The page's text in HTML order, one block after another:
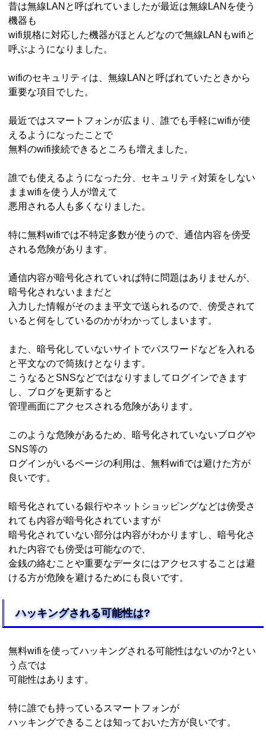
昔は無線LANと呼ばれていましたが最近は無線LANを使う
機器も
wifi規格に対応した機器がほとんどなので無線LANもwifiと
呼ぶようになりました。
wifiのセキュリティは、無線LANと呼ばれていたときから
重要な項目でした。
最近ではスマートフォンが広まり、誰でも手軽にwifiが使
えるようになったことで
無料のwifi接続できるところも増えました。
誰でも使えるようになった分、セキュリティ対策をしない
ままwifiを使う人が増えて
悪用される人も多くなりました。
特に無料wifiでは不特定多数が使うので、通信内容を傍受
される危険があります。
通信内容が暗号化されていれば特に問題はありませんが、
暗号化されないままだと
入力した情報がそのまま平文で送られるので、傍受されて
いると何をしているのかがわかってしまいます。
また、暗号化していないサイトでパスワードなどを入れる
と平文なので筒抜けとなります。
こうなるとSNSなどではなりすましてログインできます
し、ブログを更新すると
管理画面にアクセスされる危険があります。
このような危険があるため、暗号化されていないブログや
SNS等の
ログインがいるページの利用は、無料wifiでは避けた方が
良いです。
暗号化されている銀行やネットショッピングなどは傍受さ
れても内容が暗号化されていますが
暗号化されていない部分は内容がわかりますし、暗号化さ
れた内容でも傍受は可能なので、
金銭の絡むことや重要なデータにはアクセスすることは避
ける方が危険を避けるためにも良いです。
ハッキングされる可能性は?
無料wifiを使ってハッキングされる可能性はないのか?とい
う点では
可能性はあります。
特に誰でも持っているスマートフォンが
ハッキングできることは知っておいた方が良いです。